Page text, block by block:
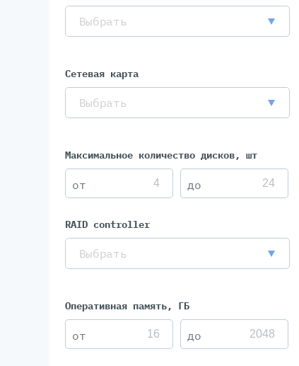
Выбрать
Сетевая карта
Выбрать
Максимальное количество дисков, шт
RAID controller
Выбрать
Оперативная память, ГБ